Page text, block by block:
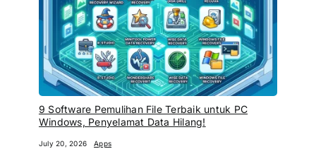
9 Software Pemulihan File Terbaik untuk PC
Windows, Penyelamat Data Hilang!
July 20, 2026 Apps